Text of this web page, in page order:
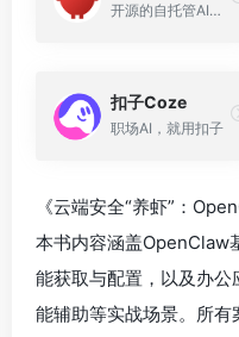
开源的自托管AI智能体助手，曾用名Clawdbot、Moltbot
扣子Coze
职场AI，就用扣子
《云端安全“养虾”：
本书内容涵盖OpenClaw
能获取与配置，以及办
能辅助等实战场景。所